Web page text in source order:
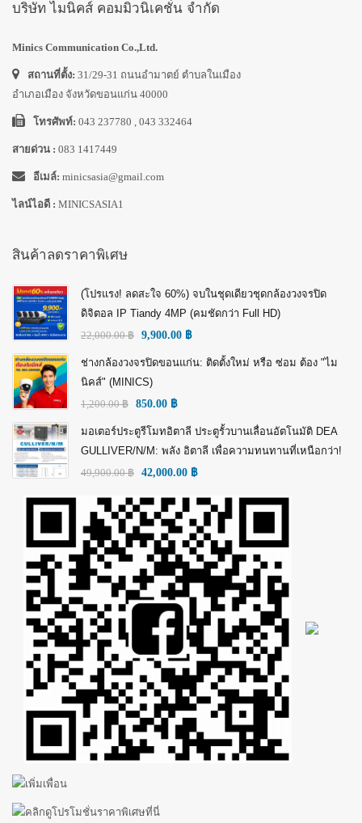
บริษัท ไมนิคส์ คอมมิวนิเคชั่น จำกัด
Minics Communication Co.,Ltd.
สถานที่ตั้ง: 31/29-31 ถนนอำมาตย์ ตำบลในเมือง
อำเภอเมือง จังหวัดขอนแก่น 40000
โทรศัพท์: 043 237780 , 043 332464
สายด่วน : 083 1417449
อีเมล์: minicsasia@gmail.com
ไลน์ไอดี : MINICSASIA1
สินค้าลดราคาพิเศษ
(โปรแรง! ลดสะใจ 60%) จบในชุดเดียวชุดกล้องวงจรปิด
ดิจิตอล IP Tiandy 4MP (คมชัดกว่า Full HD)
22,000.00฿ 9,900.00 ฿
ช่างกล้องวงจรปิดขอนแก่น: ติดตั้งใหม่ หรือ ซ่อม ต้อง "ไม
นิคส์" (MINICS)
1,200.00฿ 850.00 ฿
มอเตอร์ประตูรีโมทอิตาลี ประตูรั้วบานเลื่อนอัตโนมัติ DEA
GULLIVER/N/M: พลัง อิตาลี เพื่อความทนทานที่เหนือกว่า!
49,900.00฿ 42,000.00 ฿